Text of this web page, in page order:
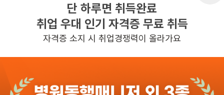
반경 3KM 이내의 일자리 확인하기
단 하루면 취득완료
취업 우대 인기 자격증 무료 취득
자격증 소지 시 취업경쟁력이 올라가요